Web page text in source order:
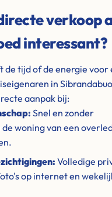
verkoop
interessant?
de tijd of de energie voor
in
aanpak bij:
Snel en zonder
woning van een
Volledige
op internet en